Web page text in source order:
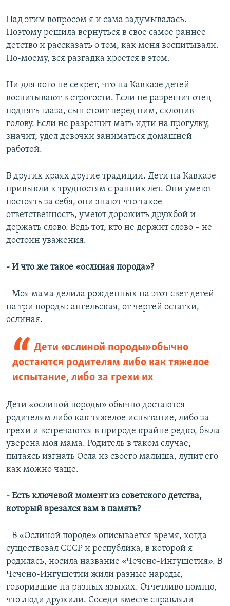
Над этим вопросом я и сама задумывалась.
Поэтому решила вернуться в свое самое раннее
детство и рассказать о том, как меня воспитывали.
По-моему, вся разгадка кроется в этом.
Ни для кого не секрет, что на Кавказе детей
воспитывают в строгости. Если не разрешит отец
поднять глаза, сын стоит перед ним, склонив
голову. Если не разрешит мать идти на прогулку,
значит, удел девочки заниматься домашней
работой.
В других краях другие традиции. Дети на Кавказе
привыкли к трудностям с ранних лет. Они умеют
постоять за себя, они знают что такое
ответственность, умеют дорожить дружбой и
держать слово. Ведь тот, кто не держит слово – не
достоин уважения.
- И что же такое «ослиная порода»?
- Моя мама делила рожденных на этот свет детей
на три породы: ангельская, от чертей остатки,
ослиная.
Дети «ослиной породы» обычно
достаются родителям либо как тяжелое
испытание, либо за грехи их
Дети «ослиной породы» обычно достаются
родителям либо как тяжелое испытание, либо за
грехи и встречаются в природе крайне редко, была
уверена моя мама. Родитель в таком случае,
пытаясь изгнать Осла из своего малыша, лупит его
как можно чаще.
- Есть ключевой момент из советского детства,
который врезался вам в память?
- В «Ослиной породе» описывается время, когда
существовал СССР и республика, в которой я
родилась, носила название «Чечено-Ингушетия». В
Чечено-Ингушетии жили разные народы,
говорившие на разных языках. Отчетливо помню,
что люди дружили. Соседи вместе справляли